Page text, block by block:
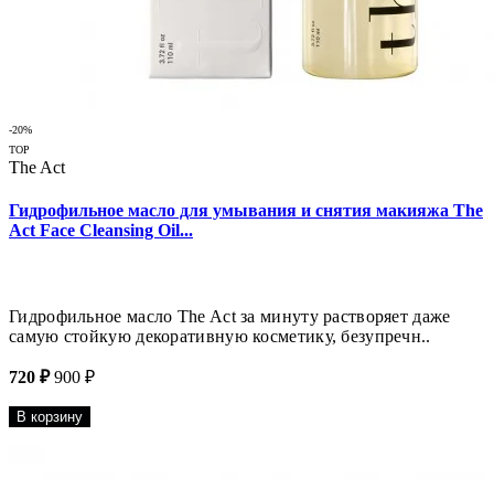
-20%
TOP
The Act
Гидрофильное масло для умывания и снятия макияжа The
Act Face Cleansing Oil...
Гидрофильное масло The Aсt за минуту растворяет даже
самую стойкую декоративную косметику, безупречн..
720 ₽ 900 ₽
В корзину